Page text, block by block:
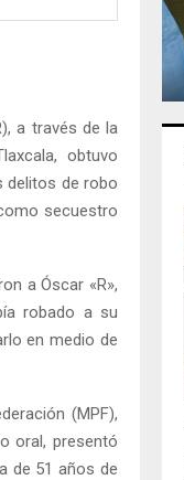
a través de la
obtuvo
delitos de robo
secuestro
a Óscar «R»,
robado a su
en medio de
(MPF),
oral, presentó
de 51 años de